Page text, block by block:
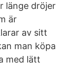
länge dröjer
är
av sitt
man köpa
med lätt